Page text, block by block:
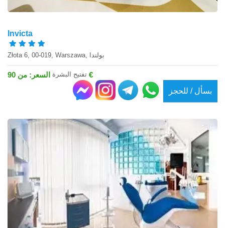
Invicta
Złota 6, 00-019, Warszawa, بولندا
تفتيح البشرة السعر: من 90 €
بسأل / للحجز